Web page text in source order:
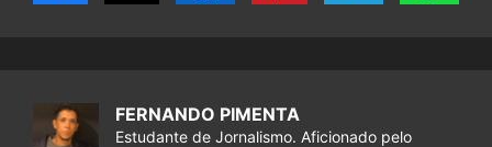
FERNANDO PIMENTA
Estudante de Jornalismo. Aficionado pelo